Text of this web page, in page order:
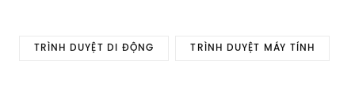
TRÌNH DUYỆT DI ĐỘNG TRÌNH DUYỆT MÁY TÍNH